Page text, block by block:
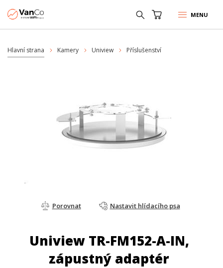
MENU
Hlavní strana Kamery Uniview Příslušenství
Porovnat Nastavit hlídacího psa
Uniview TR-FM152-A-IN,
zápustný adaptér